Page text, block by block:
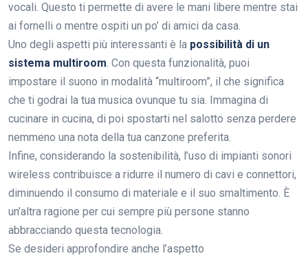
vocali. Questo ti permette di avere le mani libere mentre stai
ai fornelli o mentre ospiti un po’ di amici da casa.
Uno degli aspetti più interessanti è la possibilità di un
sistema multiroom. Con questa funzionalità, puoi
impostare il suono in modalità “multiroom”, il che significa
che ti godrai la tua musica ovunque tu sia. Immagina di
cucinare in cucina, di poi spostarti nel salotto senza perdere
nemmeno una nota della tua canzone preferita.
Infine, considerando la sostenibilità, l’uso di impianti sonori
wireless contribuisce a ridurre il numero di cavi e connettori,
diminuendo il consumo di materiale e il suo smaltimento. È
un’altra ragione per cui sempre più persone stanno
abbracciando questa tecnologia.
Se desideri approfondire anche l’aspetto